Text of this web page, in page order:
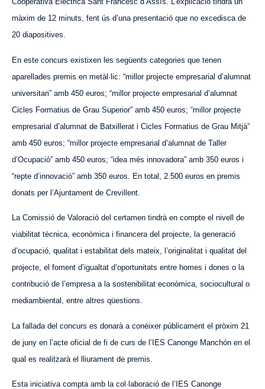
màxim de 12 minuts, fent ús d’una presentació que no excedisca de
20 diapositives.
En este concurs existixen les següents categories que tenen
aparellades premis en metàl·lic: “millor projecte empresarial d’alumnat
universitari” amb 450 euros; “millor projecte empresarial d’alumnat
Cicles Formatius de Grau Superior” amb 450 euros; “millor projecte
empresarial d’alumnat de Batxillerat i Cicles Formatius de Grau Mitjà”
amb 450 euros; “millor projecte empresarial d’alumnat de Taller
d’Ocupació” amb 450 euros; “idea més innovadora” amb 350 euros i
“repte d’innovació” amb 350 euros. En total, 2.500 euros en premis
donats per l’Ajuntament de Crevillent.
La Comissió de Valoració del certamen tindrà en compte el nivell de
viabilitat tècnica, econòmica i financera del projecte, la generació
d’ocupació, qualitat i estabilitat dels mateix, l’originalitat i qualitat del
projecte, el foment d’igualtat d’oportunitats entre homes i dones o la
contribució de l’empresa a la sostenibilitat econòmica, sociocultural o
mediambiental, entre altres qüestions.
La fallada del concurs es donarà a conéixer públicament el pròxim 21
de juny en l’acte oficial de fi de curs de l’IES Canonge Manchón en el
qual es realitzarà el lliurament de premis.
Esta iniciativa compta amb la col·laboració de l’IES Canonge